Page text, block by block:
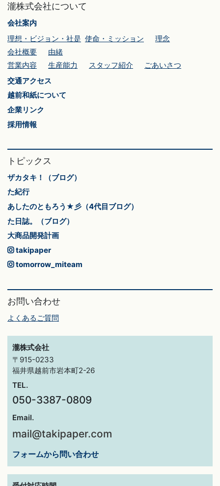
瀧株式会社について
会社案内
理想・ビジョン・社是 使命・ミッション
理念
会社概要
由緒
営業内容
生産能力 スタッフ紹介
ごあいさつ
交通アクセス
越前和紙について
企業リンク
採用情報
トピックス
ザカタキ！（ブログ）
た紀行
あしたのともろう★彡（4代目ブログ）
た日誌。（ブログ）
大商品開発計画
takipaper
tomorrow_miteam
お問い合わせ
よくあるご質問
瀧株式会社
〒915-0233
福井県越前市岩本町2-26
TEL.
050-3387-0809
Email.
mail@takipaper.com
フォームから問い合わせ